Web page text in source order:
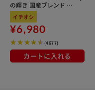
の輝き 国産ブレンド 5
kg×3袋
イチオシ
¥6,980
(4677)
カートに入れる